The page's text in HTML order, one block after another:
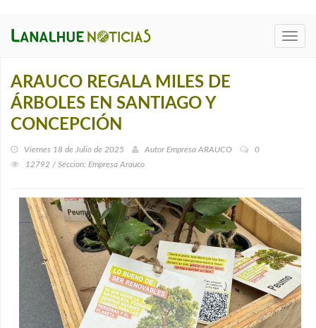
ARAUCO REGALA MILES DE
ÁRBOLES EN SANTIAGO Y
CONCEPCIÓN
Viernes 18 de Julio de 2025 Autor Empresa ARAUCO
0
12792 / Seccion: Empresa Arauco